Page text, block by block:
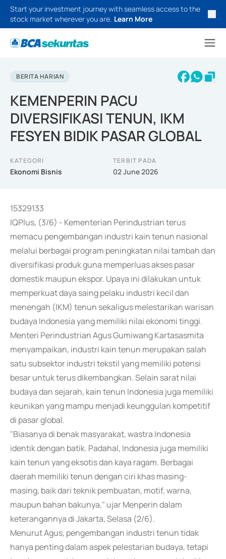
Start your investment journey with seamless access to the
stock market wherever you are. Learn More
BERITA HARIAN
KEMENPERIN PACU
DIVERSIFIKASI TENUN, IKM
FESYEN BIDIK PASAR GLOBAL
KATEGORI
Ekonomi Bisnis
TERBIT PADA
02 June 2026
15329133
IQPlus, (3/6) - Kementerian Perindustrian terus
memacu pengembangan industri kain tenun nasional
melalui berbagai program peningkatan nilai tambah dan
diversifikasi produk guna memperluas akses pasar
domestik maupun ekspor. Upaya ini dilakukan untuk
memperkuat daya saing pelaku industri kecil dan
menengah (IKM) tenun sekaligus melestarikan warisan
budaya Indonesia yang memiliki nilai ekonomi tinggi.
Menteri Perindustrian Agus Gumiwang Kartasasmita
menyampaikan, industri kain tenun merupakan salah
satu subsektor industri tekstil yang memiliki potensi
besar untuk terus dikembangkan. Selain sarat nilai
budaya dan sejarah, kain tenun Indonesia juga memiliki
keunikan yang mampu menjadi keunggulan kompetitif
di pasar global.
"Biasanya di benak masyarakat, wastra Indonesia
identik dengan batik. Padahal, Indonesia juga memiliki
kain tenun yang eksotis dan kaya ragam. Berbagai
daerah memiliki tenun dengan ciri khas masing-
masing, baik dari teknik pembuatan, motif, warna,
maupun bahan bakunya," ujar Menperin dalam
keterangannya di Jakarta, Selasa (2/6).
Menurut Agus, pengembangan industri tenun tidak
hanya penting dalam aspek pelestarian budaya, tetapi